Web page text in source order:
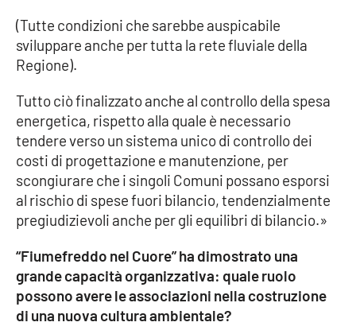
(Tutte condizioni che sarebbe auspicabile
sviluppare anche per tutta la rete fluviale della
Regione).
Tutto ciò finalizzato anche al controllo della spesa
energetica, rispetto alla quale è necessario
tendere verso un sistema unico di controllo dei
costi di progettazione e manutenzione, per
scongiurare che i singoli Comuni possano esporsi
al rischio di spese fuori bilancio, tendenzialmente
pregiudizievoli anche per gli equilibri di bilancio.»
“Fiumefreddo nel Cuore” ha dimostrato una
grande capacità organizzativa: quale ruolo
possono avere le associazioni nella costruzione
di una nuova cultura ambientale?